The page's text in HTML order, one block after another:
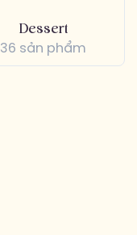
Dessert
36 sản phẩm